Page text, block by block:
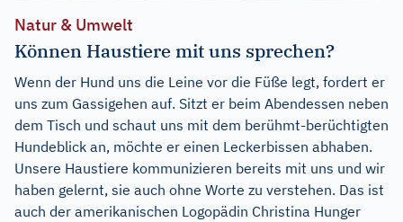
Natur & Umwelt
Können Haustiere mit uns sprechen?
Wenn der Hund uns die Leine vor die Füße legt, fordert er
uns zum Gassigehen auf. Sitzt er beim Abendessen neben
dem Tisch und schaut uns mit dem berühmt-berüchtigten
Hundeblick an, möchte er einen Leckerbissen abhaben.
Unsere Haustiere kommunizieren bereits mit uns und wir
haben gelernt, sie auch ohne Worte zu verstehen. Das ist
auch der amerikanischen Logopädin Christina Hunger